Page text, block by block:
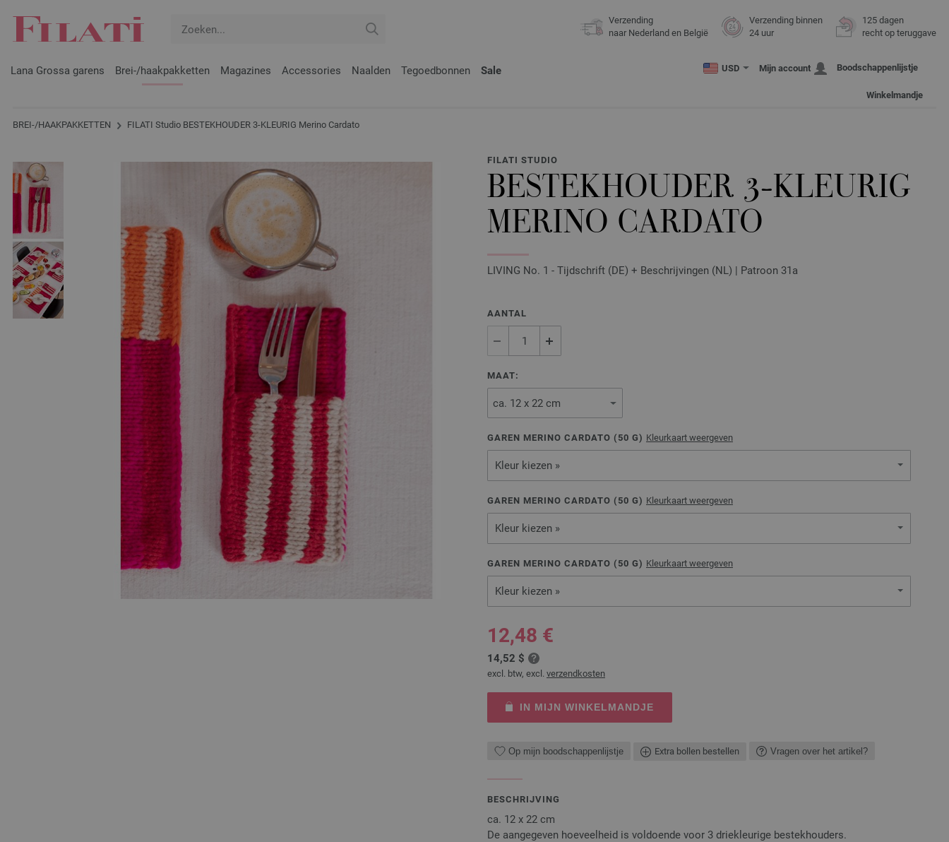
Verzending
naar Nederland en België
Verzending binnen
24 uur
125 dagen
recht op teruggave
Lana Grossa garens Brei-/haakpakketten Magazines Accessories Naalden Tegoedbonnen Sale USD Mijn account Boodschappenlijstje
Winkelmandje
BREI-/HAAKPAKKETTEN FILATI Studio BESTEKHOUDER 3-KLEURIG Merino Cardato
FILATI STUDIO
BESTEKHOUDER 3-KLEURIG
MERINO CARDATO
LIVING No. 1 - Tijdschrift (DE) + Beschrijvingen (NL) | Patroon 31a
AANTAL
MAAT:
GAREN MERINO CARDATO ( 50 G) Kleurkaart weergeven
Kleur kiezen »
GAREN MERINO CARDATO ( 50 G) Kleurkaart weergeven
Kleur kiezen »
GAREN MERINO CARDATO ( 50 G) Kleurkaart weergeven
Kleur kiezen »
12,48 €
14,52 $
excl. btw, excl. verzendkosten
IN MIJN WINKELMANDJE
Op mijn boodschappenlijstje Extra bollen bestellen Vragen over het artikel?
BESCHRIJVING
ca. 12 x 22 cm
De aangegeven hoeveelheid is voldoende voor 3 driekleurige bestekhouders.